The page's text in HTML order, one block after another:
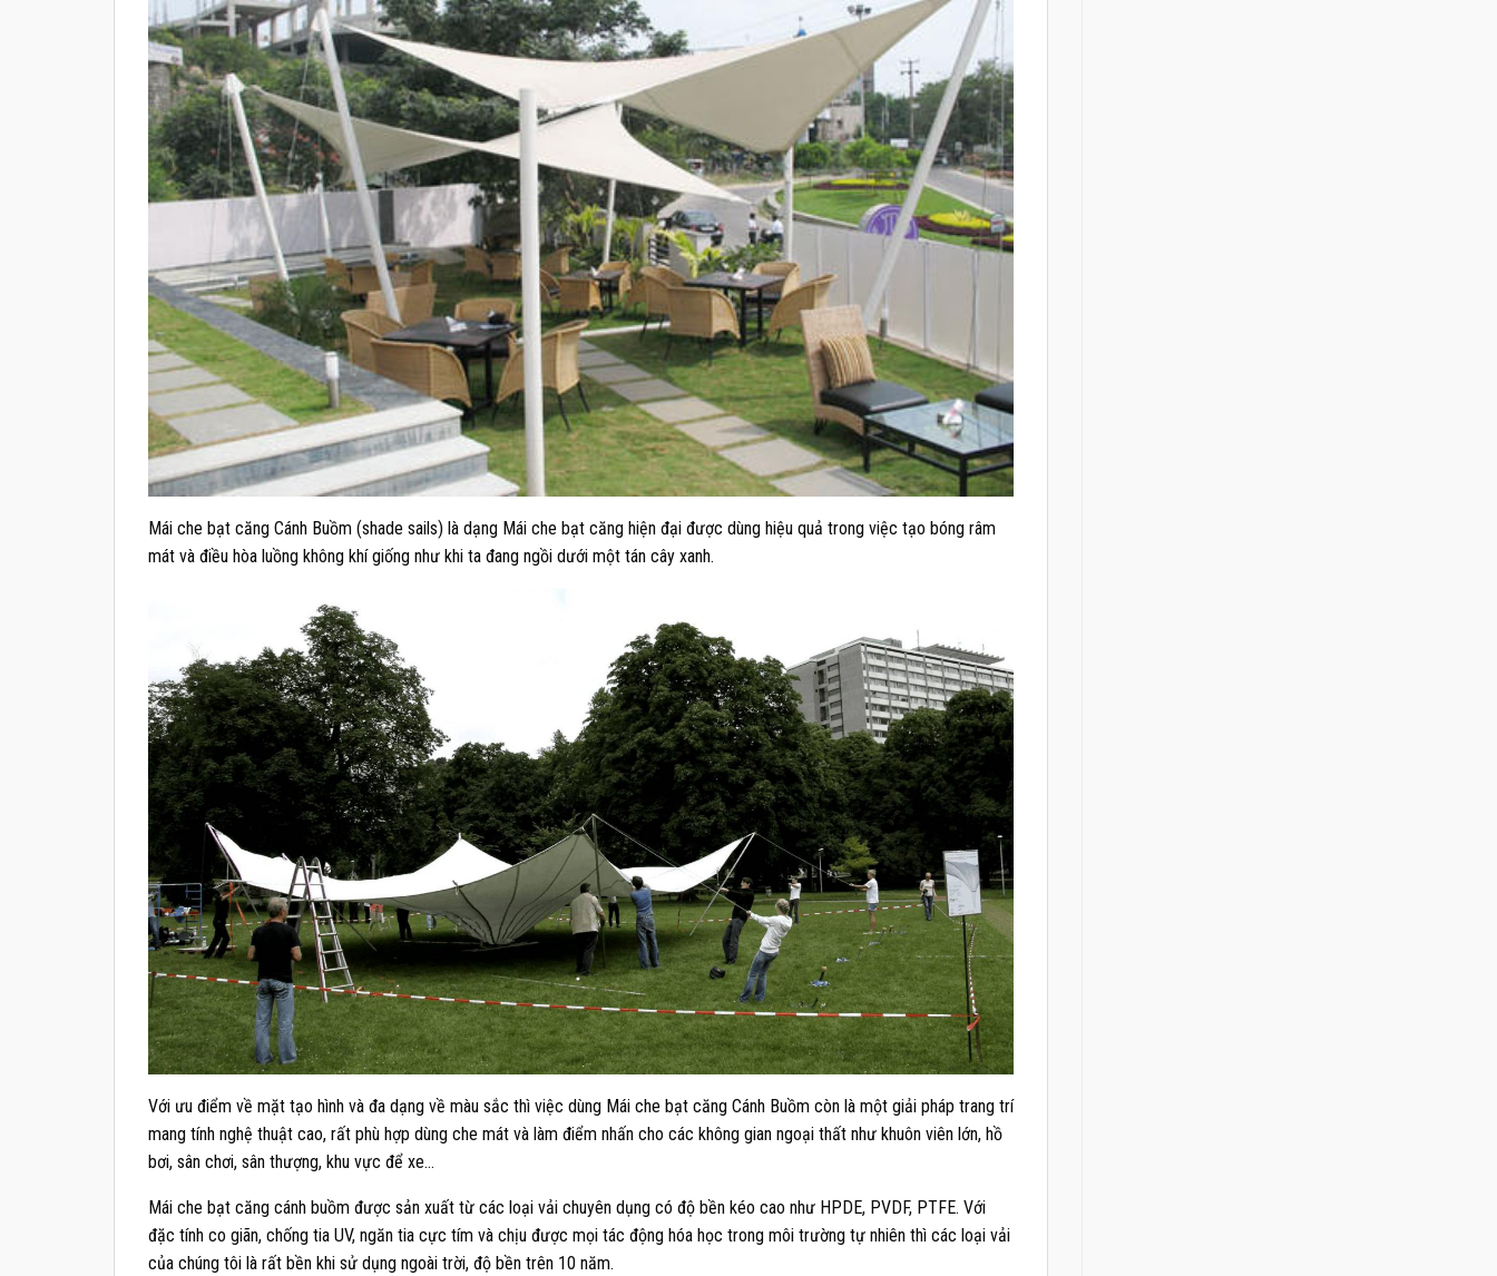
Mái che bạt căng Cánh Buồm (shade sails) là dạng Mái che bạt căng hiện đại được dùng hiệu quả trong việc tạo bóng râm
mát và điều hòa luồng không khí giống như khi ta đang ngồi dưới một tán cây xanh.
Với ưu điểm về mặt tạo hình và đa dạng về màu sắc thì việc dùng Mái che bạt căng Cánh Buồm còn là một giải pháp trang trí
mang tính nghệ thuật cao, rất phù hợp dùng che mát và làm điểm nhấn cho các không gian ngoại thất như khuôn viên lớn, hồ
bơi, sân chơi, sân thượng, khu vực để xe…
Mái che bạt căng cánh buồm được sản xuất từ các loại vải chuyên dụng có độ bền kéo cao như HPDE, PVDF, PTFE. Với
đặc tính co giãn, chống tia UV, ngăn tia cực tím và chịu được mọi tác động hóa học trong môi trường tự nhiên thì các loại vải
của chúng tôi là rất bền khi sử dụng ngoài trời, độ bền trên 10 năm.